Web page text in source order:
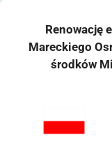
Renowację
Mareckiego
środków